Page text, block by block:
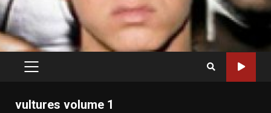
PRIMARY
vultures volume 1